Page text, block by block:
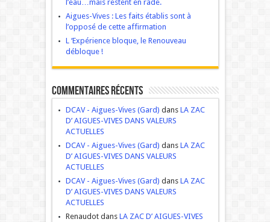
l’eau…mais restent en rade.
Aigues-Vives : Les faits établis sont à
l’opposé de cette affirmation
L ‘Expérience bloque, le Renouveau
débloque !
Commentaires récents
DCAV - Aigues-Vives (Gard) dans LA ZAC
D’ AIGUES-VIVES DANS VALEURS
ACTUELLES
DCAV - Aigues-Vives (Gard) dans LA ZAC
D’ AIGUES-VIVES DANS VALEURS
ACTUELLES
DCAV - Aigues-Vives (Gard) dans LA ZAC
D’ AIGUES-VIVES DANS VALEURS
ACTUELLES
Renaudot dans LA ZAC D’ AIGUES-VIVES